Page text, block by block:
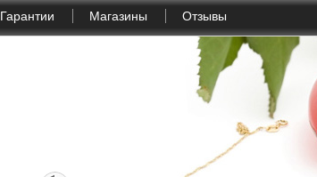
Гарантии Магазины Отзывы